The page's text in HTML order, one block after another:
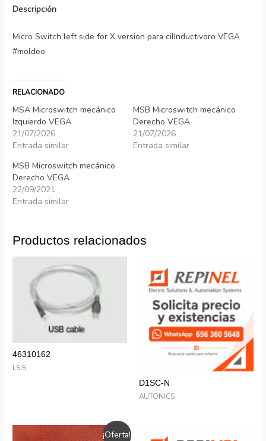
Descripción
Micro Switch left side for X version para cilInductivoro VEGA
#moldeo
RELACIONADO
MSA Microswitch mecánico
Izquierdo VEGA
21/07/2026
Entrada similar
MSB Microswitch mecánico
Derecho VEGA
21/07/2026
Entrada similar
MSB Microswitch mecánico
Derecho VEGA
22/09/2021
Entrada similar
Productos relacionados
46310162
LSIS
D1SC-N
AUTONICS
¡Oferta!